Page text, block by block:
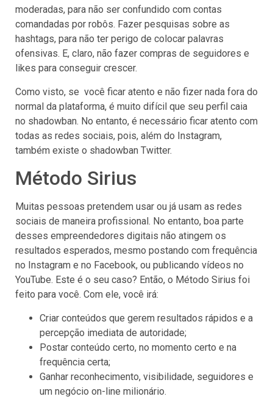
moderadas, para não ser confundido com contas
comandadas por robôs. Fazer pesquisas sobre as
hashtags, para não ter perigo de colocar palavras
ofensivas. E, claro, não fazer compras de seguidores e
likes para conseguir crescer.
Como visto, se você ficar atento e não fizer nada fora do
normal da plataforma, é muito difícil que seu perfil caia
no shadowban. No entanto, é necessário ficar atento com
todas as redes sociais, pois, além do Instagram,
também existe o shadowban Twitter.
Método Sirius
Muitas pessoas pretendem usar ou já usam as redes
sociais de maneira profissional. No entanto, boa parte
desses empreendedores digitais não atingem os
resultados esperados, mesmo postando com frequência
no Instagram e no Facebook, ou publicando vídeos no
YouTube. Este é o seu caso? Então, o Método Sirius foi
feito para você. Com ele, você irá:
Criar conteúdos que gerem resultados rápidos e a
percepção imediata de autoridade;
Postar conteúdo certo, no momento certo e na
frequência certa;
Ganhar reconhecimento, visibilidade, seguidores e
um negócio on-line milionário.